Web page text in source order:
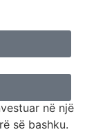
në një
së bashku.